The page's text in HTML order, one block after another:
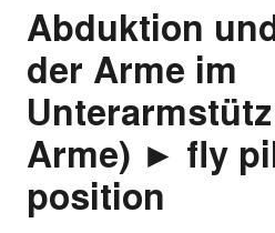
Abduktion
der Arme im
Arme) ► fly
position